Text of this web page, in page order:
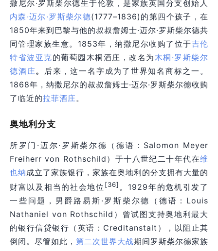
撒尼尔·罗斯柴尔德生于伦敦，是家族英国分支创始人
内森·迈尔·罗斯柴尔德(1777–1836)的第四个孩子，在
1850年来到巴黎与他的叔叔詹姆士·迈尔·罗斯柴尔德共
同管理家族生意。1853年，纳撒尼尔收购了位于吉伦
特省波亚克的葡萄园木桐酒庄，改名为 木桐·罗斯柴尔
德酒庄。 后来，这一名字成为了世界知名商标之一。
1868年，纳撒尼尔的叔叔詹姆士·迈尔·罗斯柴尔德收购
了临近的拉菲酒庄 。
奥地利分支
所罗门·迈尔·罗斯柴尔德（德语：Salomon Meyer
Freiherr von Rothschild）于十八世纪二十年代在维
也纳 成立了家族银行，家族在奥地利的分支拥有大量的
财富以及相当的社会地位 [36] 。1929年的危机引发了
一些问题，男爵路易斯·罗斯柴尔德（德语：Louis
Nathaniel von Rothschild）曾试图支持奥地利最大
的银行信贷银行（英语：Creditanstalt），以阻止其
倒闭。尽管如此， 第二次世界大战期间罗斯柴尔德家族